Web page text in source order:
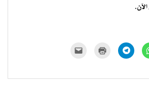
انقر
للمشاركة
في
انقر
للمشاركة
في
للطباعة
جديدة) الإلكتروني